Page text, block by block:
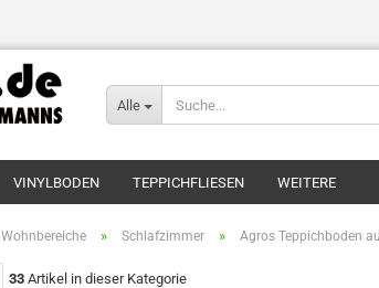
Alle
VINYLBODEN TEPPICHFLIESEN WEITERE
Wohnbereiche » Schlafzimmer » Agros Teppichboden
33Artikel in dieser Kategorie